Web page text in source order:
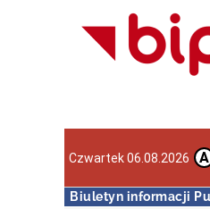
Czwartek 06.08.2026 A
Biuletyn informacji